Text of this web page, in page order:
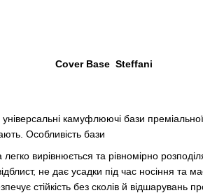
Cover Base Steffani
камуфлюючі бази
Особливість бази
вирівнюється та рівномірно
не дає усадки під час носіння та
стійкість без сколів й відшарувань